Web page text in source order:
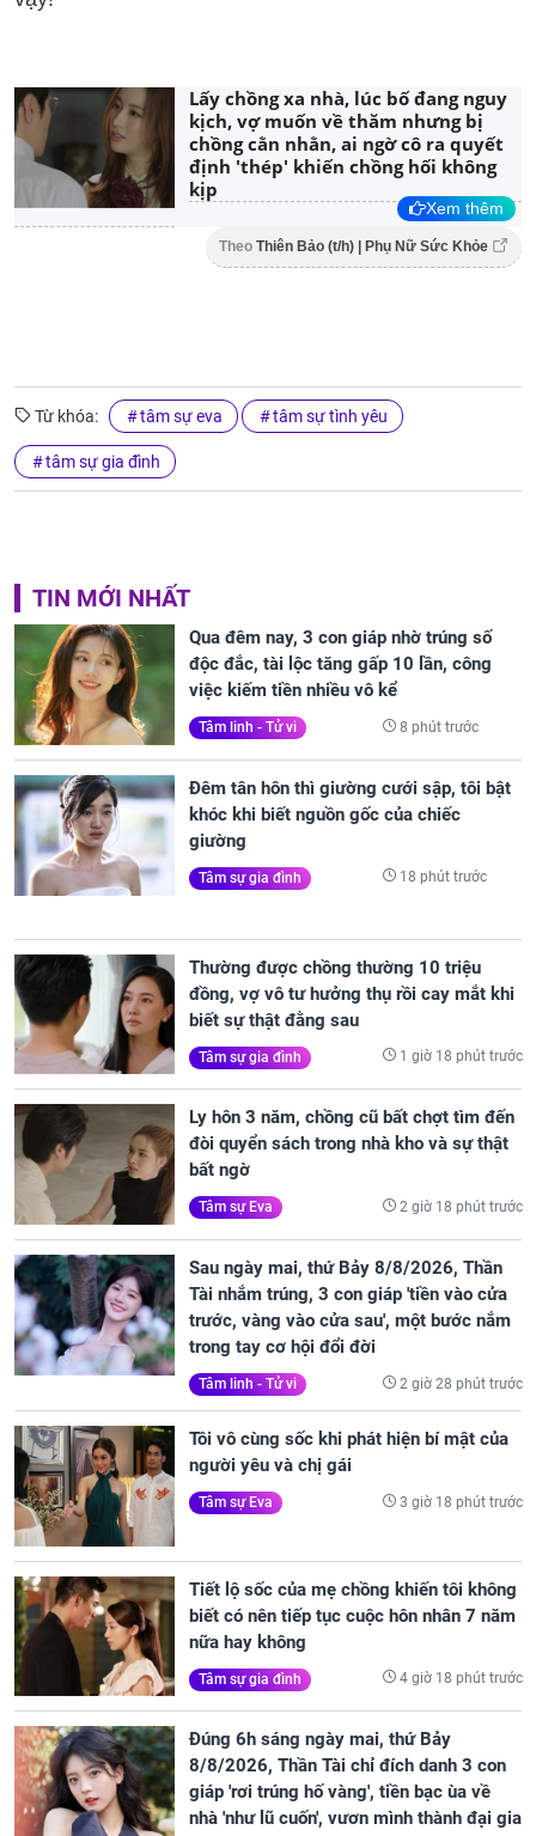
Lấy chồng xa nhà, lúc bố đang nguy
kịch, vợ muốn về thăm nhưng bị
chồng cằn nhằn, ai ngờ cô ra quyết
định 'thép' khiến chồng hối không
kịp
Xem thêm
Theo Thiên Bảo (t/h) | Phụ Nữ Sức Khỏe
Từ khóa: tâm sự eva tâm sự tình yêu
tâm sự gia đình
TIN MỚI NHẤT
Qua đêm nay, 3 con giáp nhờ trúng số
độc đắc, tài lộc tăng gấp 10 lần, công
việc kiếm tiền nhiều vô kể
Tâm linh - Tử vi 8 phút trước
Đêm tân hôn thì giường cưới sập, tôi bật
khóc khi biết nguồn gốc của chiếc
giường
Tâm sự gia đình 18 phút trước
Thường được chồng thường 10 triệu
đồng, vợ vô tư hưởng thụ rồi cay mắt khi
biết sự thật đằng sau
Tâm sự gia đình 1 giờ 18 phút trước
Ly hôn 3 năm, chồng cũ bất chợt tìm đến
đòi quyển sách trong nhà kho và sự thật
bất ngờ
Tâm sự Eva 2 giờ 18 phút trước
Sau ngày mai, thứ Bảy 8/8/2026, Thần
Tài nhắm trúng, 3 con giáp 'tiền vào cửa
trước, vàng vào cửa sau', một bước nắm
trong tay cơ hội đổi đời
Tâm linh - Tử vi 2 giờ 28 phút trước
Tôi vô cùng sốc khi phát hiện bí mật của
người yêu và chị gái
Tâm sự Eva 3 giờ 18 phút trước
Tiết lộ sốc của mẹ chồng khiến tôi không
biết có nên tiếp tục cuộc hôn nhân 7 năm
nữa hay không
Tâm sự gia đình 4 giờ 18 phút trước
Đúng 6h sáng ngày mai, thứ Bảy
8/8/2026, Thần Tài chỉ đích danh 3 con
giáp 'rơi trúng hố vàng', tiền bạc ùa về
nhà 'như lũ cuốn', vươn mình thành đại gia